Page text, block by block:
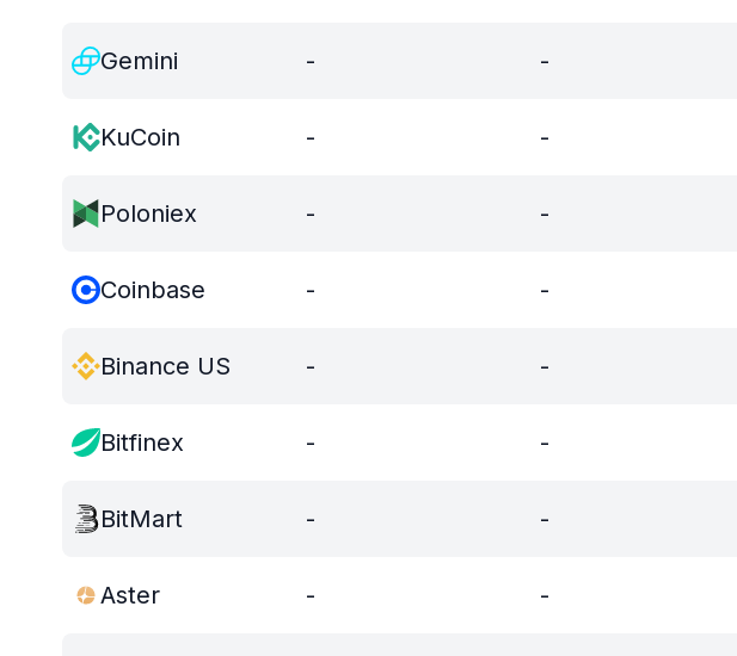
Gemini - -
KuCoin - -
Poloniex - -
Coinbase - -
Binance US - -
Bitfinex - -
BitMart - -
Aster - -